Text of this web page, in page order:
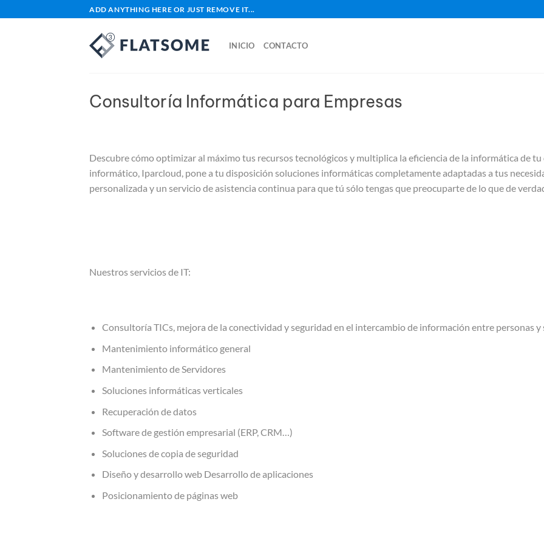
al
ADD ANYTHING HERE OR JUST REMOVE IT...
INICIO CONTACTO
Consultoría Informática para Empresas
Descubre cómo optimizar al máximo tus recursos tecnológicos y multiplica la eficiencia de la informática de
informático, Iparcloud, pone a tu disposición soluciones informáticas completamente adaptadas a tus
personalizada y un servicio de asistencia continua para que tú sólo tengas que preocuparte de lo que de
Nuestros servicios de IT:
Consultoría TICs, mejora de la conectividad y seguridad en el intercambio de información entre personas y
Mantenimiento informático general
Mantenimiento de Servidores
Soluciones informáticas verticales
Recuperación de datos
Software de gestión empresarial (ERP, CRM…)
Soluciones de copia de seguridad
Diseño y desarrollo web Desarrollo de aplicaciones
Posicionamiento de páginas web